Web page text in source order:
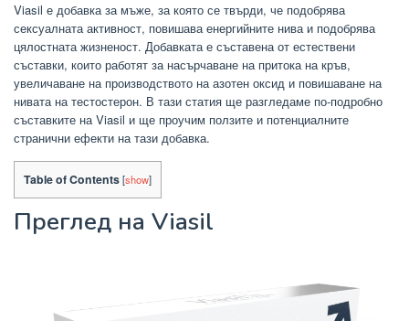
Viasil е добавка за мъже, за която се твърди, че подобрява
сексуалната активност, повишава енергийните нива и подобрява
цялостната жизненост. Добавката е съставена от естествени
съставки, които работят за насърчаване на притока на кръв,
увеличаване на производството на азотен оксид и повишаване на
нивата на тестостерон. В тази статия ще разгледаме по-подробно
съставките на Viasil и ще проучим ползите и потенциалните
странични ефекти на тази добавка.
Table of Contents[show]
Преглед на Viasil